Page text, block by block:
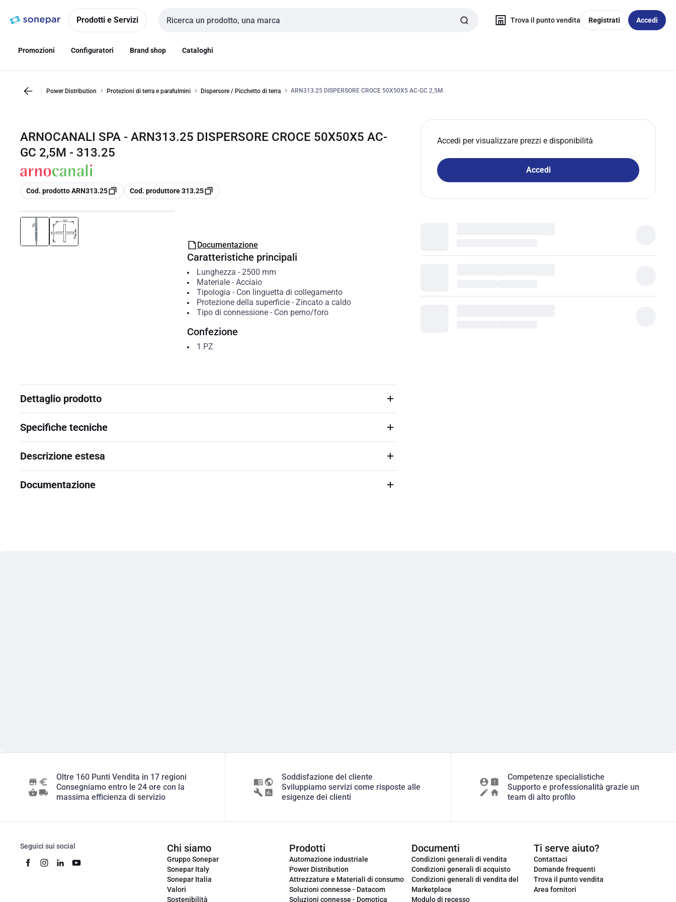
navigazionealla
Prodotti e Servizi
Cerca input
Trova il punto vendita Registrati Accedi
Promozioni Configuratori Brand shop Cataloghi
Power Distribution Protezioni di terra e parafulmini Dispersore / Picchetto di terra ARN313.25 DISPERSORE CROCE 50X50X5 AC-GC 2,5M
ARNOCANALI SPA - ARN313.25 DISPERSORE CROCE 50X50X5 AC-
GC 2,5M - 313.25
copia
Cod. prodotto ARN313.25 copia
Cod. produttore 313.25
Accedi per visualizzare prezzi e disponibilità
Accedi
Documentazione
Caratteristiche principali
Lunghezza - 2500 mm
Materiale- Acciaio
Tipologia - Con linguetta di collegamento
Protezione della superficie- Zincato a caldo
Tipo di connessione- Con perno/foro
Confezione
1 PZ
Dettaglio prodotto
Specifiche tecniche
Descrizione estesa
Documentazione
Oltre 160 Punti Vendita in 17 regioni
Consegniamo entro le 24 ore con la
massima efficienza di servizio
Soddisfazione del cliente
Sviluppiamo servizi come risposte alle
esigenze dei clienti
Competenze specialistiche
Supporto e professionalità grazie un
team di alto profilo
Seguici sui social Chi siamo
Gruppo Sonepar
Sonepar Italy
Sonepar Italia
Valori
Sostenibilità
Prodotti
Automazione industriale
Power Distribution
Attrezzature e Materiali di consumo
Soluzioni connesse - Datacom
Soluzioni connesse - Domotica
Documenti
Condizioni generali di vendita
Condizioni generali di acquisto
Condizioni generali di vendita del
Marketplace
Modulo di recesso
Ti serve aiuto?
Contattaci
Domande frequenti
Trova il punto vendita
Area fornitori